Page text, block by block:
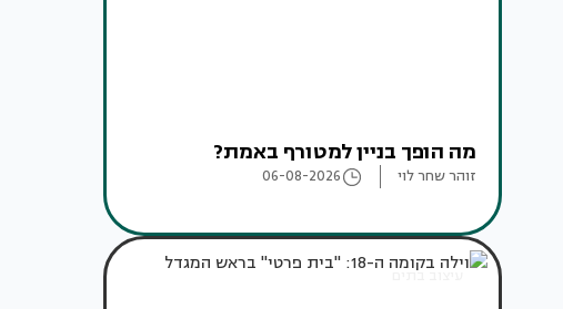
מה הופך בניין למטורף באמת?
זוהר שחר לוי 06-08-2026
עיצוב בתים